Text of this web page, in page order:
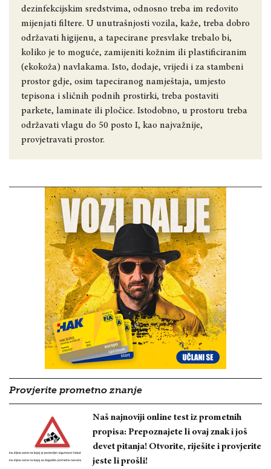
dezinfekcijskim sredstvima, odnosno treba im redovito
mijenjati filtere. U unutrašnjosti vozila, kaže, treba dobro
održavati higijenu, a tapecirane presvlake trebalo bi,
koliko je to moguće, zamijeniti kožnim ili plastificiranim
(ekokoža) navlakama. Isto, dodaje, vrijedi i za stambeni
prostor gdje, osim tapeciranog namještaja, umjesto
tepisona i sličnih podnih prostirki, treba postaviti
parkete, laminate ili pločice. Istodobno, u prostoru treba
održavati vlagu do 50 posto I, kao najvažnije,
provjetravati prostor.
Provjerite prometno znanje
Naš najnoviji online test iz prometnih
propisa: Prepoznajete li ovaj znak i još
devet pitanja! Otvorite, riješite i provjerite
jeste li prošli!